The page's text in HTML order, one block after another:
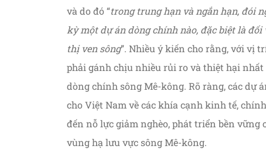
và do đó “trong trung hạn và ngắn hạn, đói
kỳ một dự án dòng chính nào, đặc biệt là
thị ven sông”. Nhiều ý kiến cho rằng, với vị
phải gánh chịu nhiều rủi ro và thiệt hại
dòng chính sông Mê-kông. Rõ ràng, các
cho Việt Nam về các khía cạnh kinh tế,
đến nỗ lực giảm nghèo, phát triển bền
vùng hạ lưu vực sông Mê-kông.